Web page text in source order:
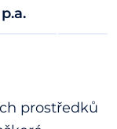
p.a.
prostředků